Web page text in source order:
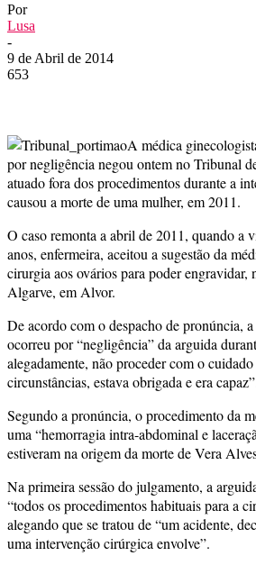
Por
Lusa
-
9 de Abril de 2014
653
A médica
por negligência negou ontem no Tribunal
atuado fora dos procedimentos durante a
causou a morte de uma mulher, em 2011.
O caso remonta a abril de 2011, quando a
anos, enfermeira, aceitou a sugestão da
cirurgia aos ovários para poder
Algarve, em Alvor.
De acordo com o despacho de pronúncia,
ocorreu por “negligência” da arguida
alegadamente, não proceder com o
circunstâncias, estava obrigada e era
Segundo a pronúncia, o procedimento da
uma “hemorragia intra-abdominal e
estiveram na origem da morte de Vera
Na primeira sessão do julgamento, a
“todos os procedimentos habituais para a
alegando que se tratou de “um acidente,
uma intervenção cirúrgica envolve”.